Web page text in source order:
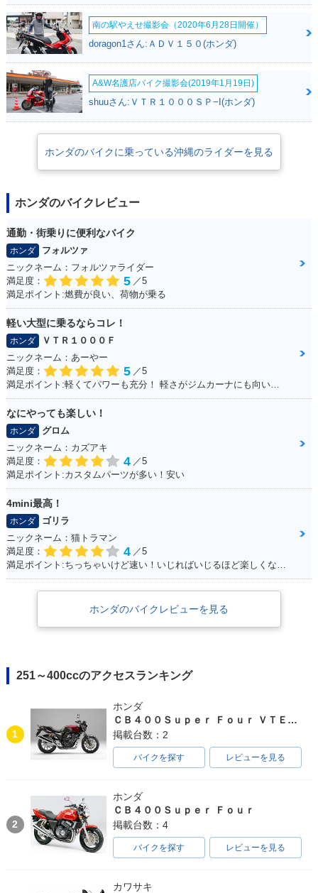
南の駅やえせ撮影会（2020年6月28日開催）
doragon1さん:ＡＤＶ１５０(ホンダ)
A&W名護店バイク撮影会(2019年1月19日)
shuuさん:ＶＴＲ１０００ＳＰ−I(ホンダ)
ホンダのバイクに乗っている沖縄のライダーを見る
ホンダのバイクレビュー
通勤・街乗りに便利なバイク
ホンダ
フォルツァ
ニックネーム：フォルツァライダー
満足度：
5 ／5
満足ポイント:燃費が良い、荷物が乗る
軽い大型に乗るならコレ！
ホンダ
ＶＴＲ１０００Ｆ
ニックネーム：あーやー
満足度：
5 ／5
満足ポイント:軽くてパワーも充分！ 軽さがジムカーナにも向いていて走りやすい！ ちなみにヘルメットも気に入っています！
なにやっても楽しい！
ホンダ
グロム
ニックネーム：カズアキ
満足度：
4 ／5
満足ポイント:カスタムパーツが多い！安い
4mini最高！
ホンダ
ゴリラ
ニックネーム：猫トラマン
満足度：
4 ／5
ホンダのバイクレビューを見る
251～400ccのアクセスランキング
1
ホンダ
ＣＢ４００Ｓｕｐｅｒ Ｆｏｕｒ ＶＴＥＣ ＳＰＥＣ３
掲載台数：2
バイクを探す レビューを見る
2
ホンダ
ＣＢ４００Ｓｕｐｅｒ Ｆｏｕｒ
掲載台数：4
バイクを探す レビューを見る
カワサキ